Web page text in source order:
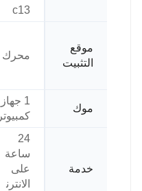
c13
موقع
التثبيت
محرك
موك
1 جهاز
كمبيوتر
خدمة
24
ساعة
على
الانترن